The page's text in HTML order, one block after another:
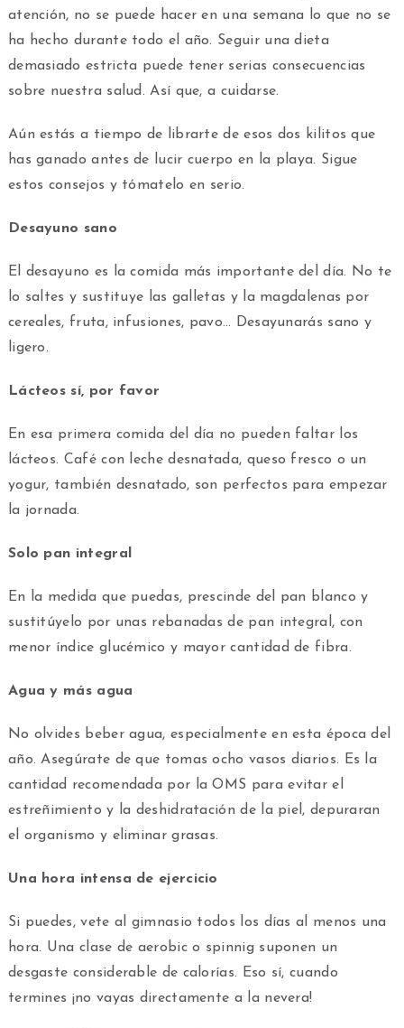
atención, no se puede hacer en una semana lo que no se
ha hecho durante todo el año. Seguir una dieta
demasiado estricta puede tener serias consecuencias
sobre nuestra salud. Así que, a cuidarse.
Aún estás a tiempo de librarte de esos dos kilitos que
has ganado antes de lucir cuerpo en la playa. Sigue
estos consejos y tómatelo en serio.
Desayuno sano
El desayuno es la comida más importante del día. No te
lo saltes y sustituye las galletas y la magdalenas por
cereales, fruta, infusiones, pavo… Desayunarás sano y
ligero.
Lácteos sí, por favor
En esa primera comida del día no pueden faltar los
lácteos. Café con leche desnatada, queso fresco o un
yogur, también desnatado, son perfectos para empezar
la jornada.
Solo pan integral
En la medida que puedas, prescinde del pan blanco y
sustitúyelo por unas rebanadas de pan integral, con
menor índice glucémico y mayor cantidad de fibra.
Agua y más agua
No olvides beber agua, especialmente en esta época del
año. Asegúrate de que tomas ocho vasos diarios. Es la
cantidad recomendada por la OMS para evitar el
estreñimiento y la deshidratación de la piel, depuraran
el organismo y eliminar grasas.
Una hora intensa de ejercicio
Si puedes, vete al gimnasio todos los días al menos una
hora. Una clase de aerobic o spinnig suponen un
desgaste considerable de calorías. Eso sí, cuando
termines ¡no vayas directamente a la nevera!